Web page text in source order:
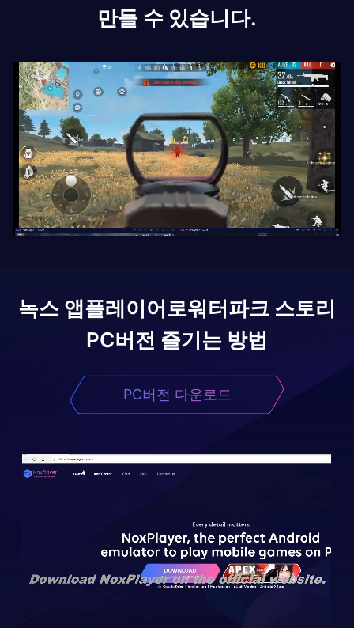
만들 수 있습니다.
녹스 앱플레이어로워터파크 스토리
PC버전 즐기는 방법
PC버전 다운로드